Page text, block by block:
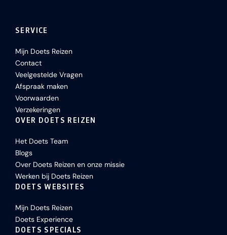
SERVICE
Mijn Doets Reizen
Contact
Veelgestelde Vragen
Afspraak maken
Voorwaarden
Verzekeringen
OVER DOETS REIZEN
Het Doets Team
Blogs
Over Doets Reizen en onze missie
Werken bij Doets Reizen
DOETS WEBSITES
Mijn Doets Reizen
Doets Experience
DOETS SPECIALS